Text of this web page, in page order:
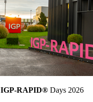
IGP-RAPID® Days 2026